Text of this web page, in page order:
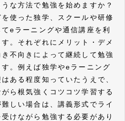
な方法で勉強を始めますか？
使った独学、スクールや研修
eラーニングや通信講座を利
。それぞれにメリット・デメ
不向きによって継続して勉強
。例えば独学やeラーニング
ある程度知っていたうえで、
ら根気強くコツコツ学習する
しい場合は、講義形式でライ
けながら勉強する必要があり